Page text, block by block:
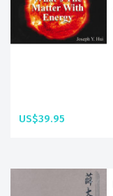
US$39.95